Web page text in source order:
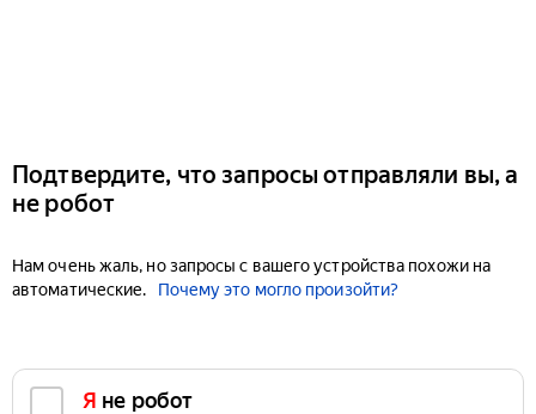
Подтвердите, что запросы отправляли вы, а
не робот
Нам очень жаль, но запросы с вашего устройства похожи на
автоматические.
Почему это могло произойти?
Я не робот